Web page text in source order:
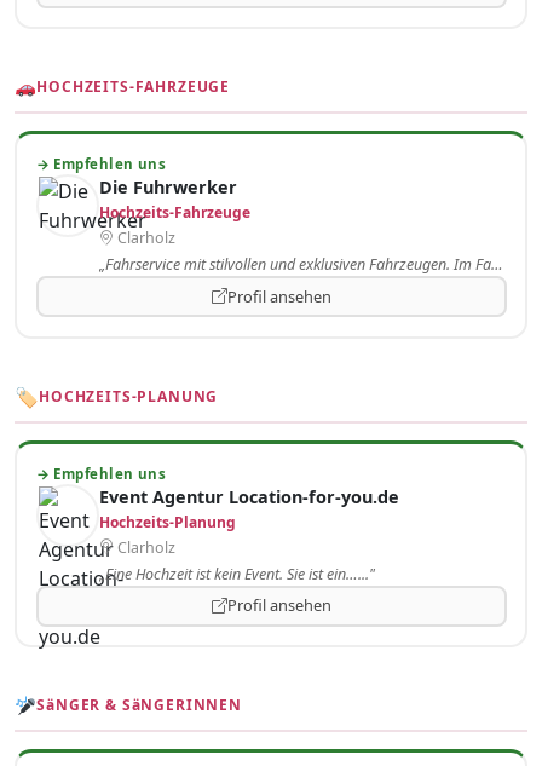
HOCHZEITS-FAHRZEUGE
→ Empfehlen uns
Die Fuhrwerker
Hochzeits-Fahrzeuge
Clarholz
„Fahrservice mit stilvollen und exklusiven Fahrzeugen. Im Fahrdienst…..."
Profil ansehen
🏷HOCHZEITS-PLANUNG
→ Empfehlen uns
Event Agentur Location-for-you.de
Hochzeits-Planung
Clarholz
„Eine Hochzeit ist kein Event. Sie ist ein…..."
Profil ansehen
SäNGER & SäNGERINNEN